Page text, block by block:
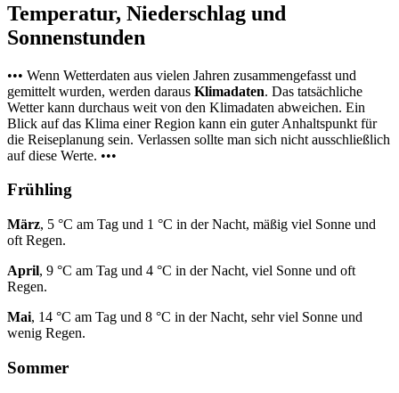
Temperatur, Niederschlag und
Sonnenstunden
••• Wenn Wetterdaten aus vielen Jahren zusammengefasst und
gemittelt wurden, werden daraus Klimadaten. Das tatsächliche
Wetter kann durchaus weit von den Klimadaten abweichen. Ein
Blick auf das Klima einer Region kann ein guter Anhaltspunkt für
die Reiseplanung sein. Verlassen sollte man sich nicht ausschließlich
auf diese Werte. •••
Frühling
März, 5 °C am Tag und 1 °C in der Nacht, mäßig viel Sonne und
oft Regen.
April, 9 °C am Tag und 4 °C in der Nacht, viel Sonne und oft
Regen.
Mai, 14 °C am Tag und 8 °C in der Nacht, sehr viel Sonne und
wenig Regen.
Sommer